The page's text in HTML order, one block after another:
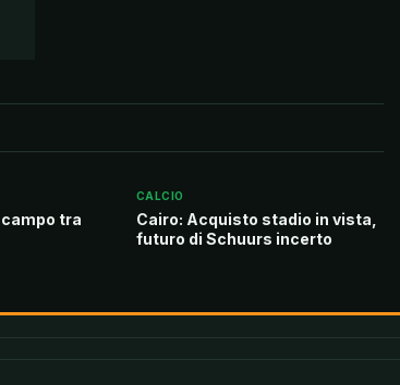
tra
CALCIO
Cairo: Acquisto stadio in vista,
futuro di Schuurs incerto